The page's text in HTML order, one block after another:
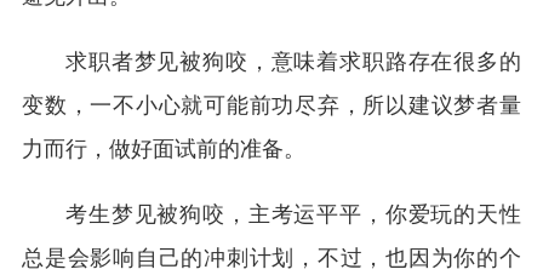
求职者梦见被狗咬，意味着求职路存在很多的
变数，一不小心就可能前功尽弃，所以建议梦者量
力而行，做好面试前的准备。
考生梦见被狗咬，主考运平平，你爱玩的天性
总是会影响自己的冲刺计划，不过，也因为你的个